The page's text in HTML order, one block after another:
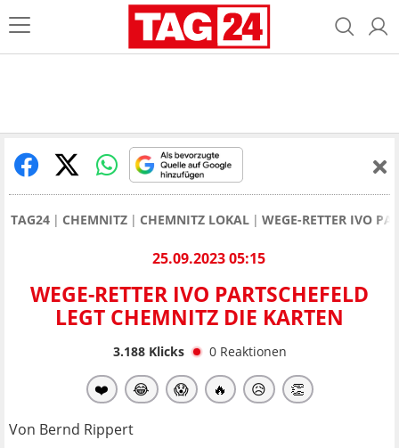
TAG24 CHEMNITZ CHEMNITZ LOKAL WEGE-RETTER IVO
25.09.2023 05:15
WEGE-RETTER IVO PARTSCHEFELD
LEGT CHEMNITZ DIE KARTEN
3.188Klicks 0 Reaktionen
❤️ 😂 😱 🔥 😥 👏
Von Bernd Rippert